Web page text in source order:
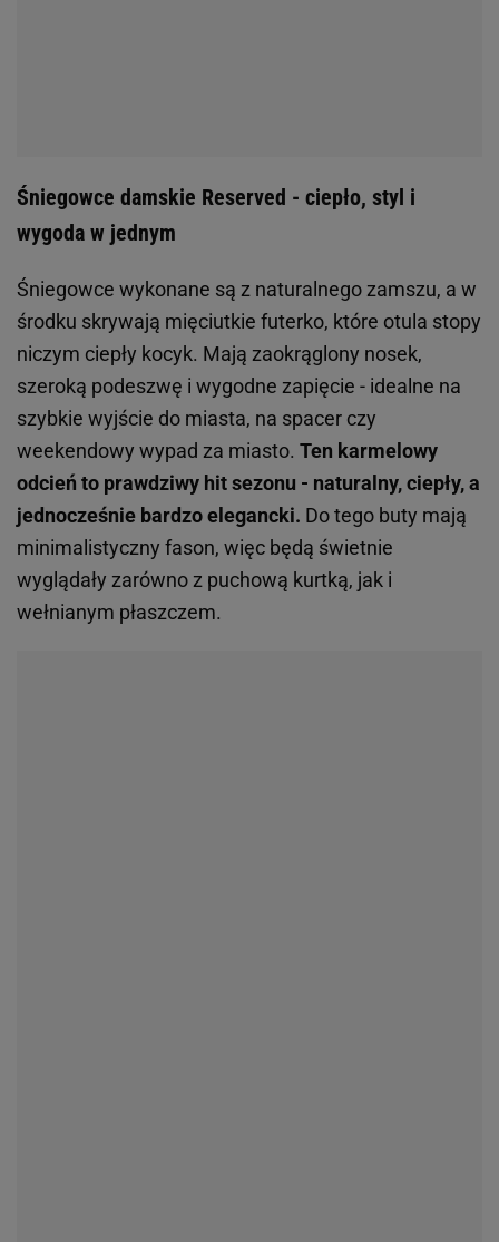
Śniegowce damskie Reserved - ciepło, styl i
wygoda w jednym
Śniegowce wykonane są z naturalnego zamszu, a w
środku skrywają mięciutkie futerko, które otula stopy
niczym ciepły kocyk. Mają zaokrąglony nosek,
szeroką podeszwę i wygodne zapięcie - idealne na
szybkie wyjście do miasta, na spacer czy
weekendowy wypad za miasto. Ten karmelowy
odcień to prawdziwy hit sezonu - naturalny, ciepły, a
jednocześnie bardzo elegancki. Do tego buty mają
minimalistyczny fason, więc będą świetnie
wyglądały zarówno z puchową kurtką, jak i
wełnianym płaszczem.